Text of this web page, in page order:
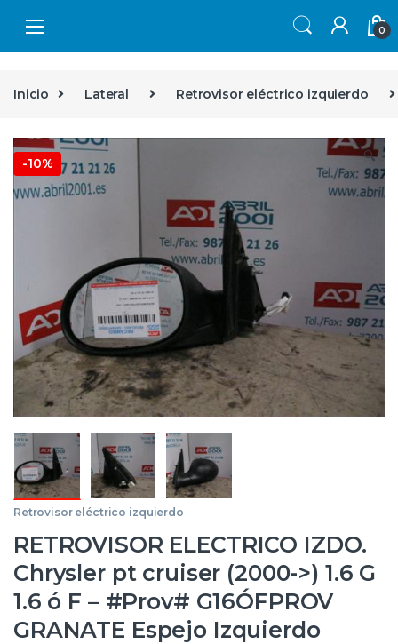
0
Inicio Lateral Retrovisor eléctrico izquierdo
-10% 🔍
Retrovisor eléctrico izquierdo
RETROVISOR ELECTRICO IZDO.
Chrysler pt cruiser (2000->) 1.6 G
1.6 ó F – #Prov# G16ÓFPROV
GRANATE Espejo Izquierdo